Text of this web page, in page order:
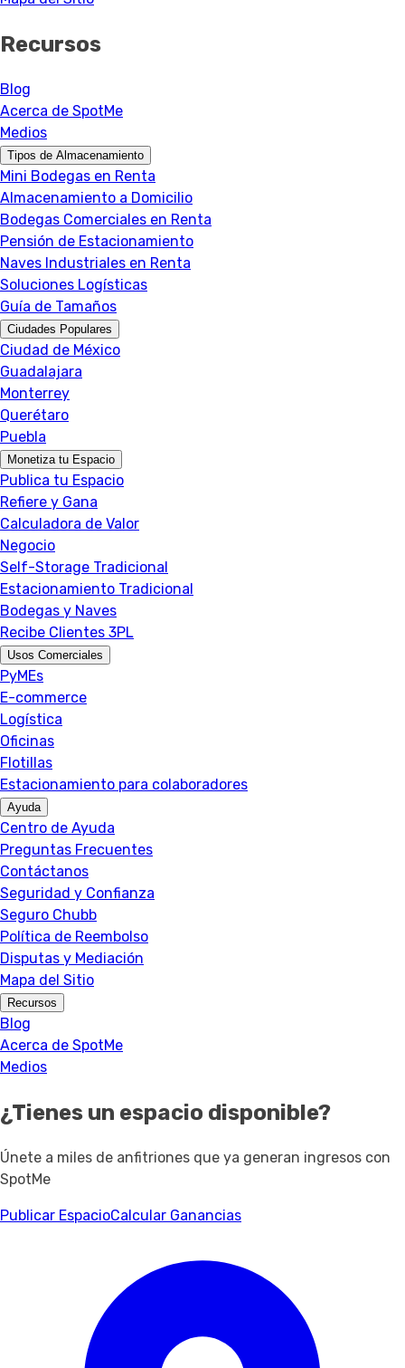
Recursos
Blog
Acerca de SpotMe
Medios
Tipos de Almacenamiento
Mini Bodegas en Renta
Almacenamiento a Domicilio
Bodegas Comerciales en Renta
Pensión de Estacionamiento
Naves Industriales en Renta
Soluciones Logísticas
Guía de Tamaños
Ciudades Populares
Ciudad de México
Guadalajara
Monterrey
Querétaro
Puebla
Monetiza tu Espacio
Publica tu Espacio
Refiere y Gana
Calculadora de Valor
Negocio
Self-Storage Tradicional
Estacionamiento Tradicional
Bodegas y Naves
Recibe Clientes 3PL
Usos Comerciales
PyMEs
E-commerce
Logística
Oficinas
Flotillas
Estacionamiento para colaboradores
Ayuda
Centro de Ayuda
Preguntas Frecuentes
Contáctanos
Seguridad y Confianza
Seguro Chubb
Política de Reembolso
Disputas y Mediación
Mapa del Sitio
Recursos
Blog
Acerca de SpotMe
Medios
¿Tienes un espacio disponible?
Únete a miles de anfitriones que ya generan ingresos con
SpotMe
Publicar EspacioCalcular Ganancias